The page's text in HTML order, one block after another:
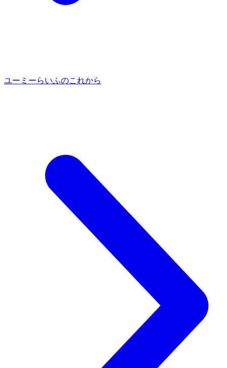
ユーミーらいふのこれから